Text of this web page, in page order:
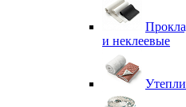
и неклеевые